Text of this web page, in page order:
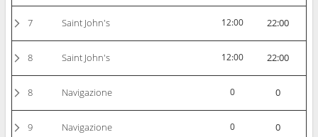
7 Saint John's 12:00 22:00
8 Saint John's 12:00 22:00
8 Navigazione 0 0
9 Navigazione 0 0